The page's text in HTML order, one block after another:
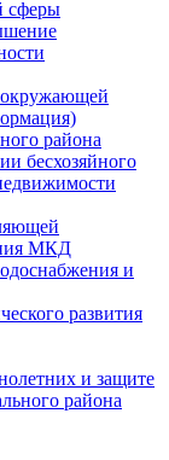
сферы
района
бесхозяйного
МКД
и
развития
и защите
района